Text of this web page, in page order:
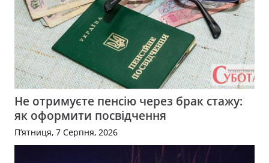
Не отримуєте пенсію через брак стажу:
як оформити посвідчення
П’ятниця, 7 Серпня, 2026